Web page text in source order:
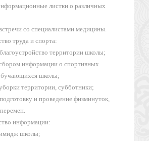
листки о различных
со специалистами медицины.
труда и спорта:
территории школы;
информации о спортивных
школы;
территории, субботники;
и проведение физминуток,
информации:
школы;